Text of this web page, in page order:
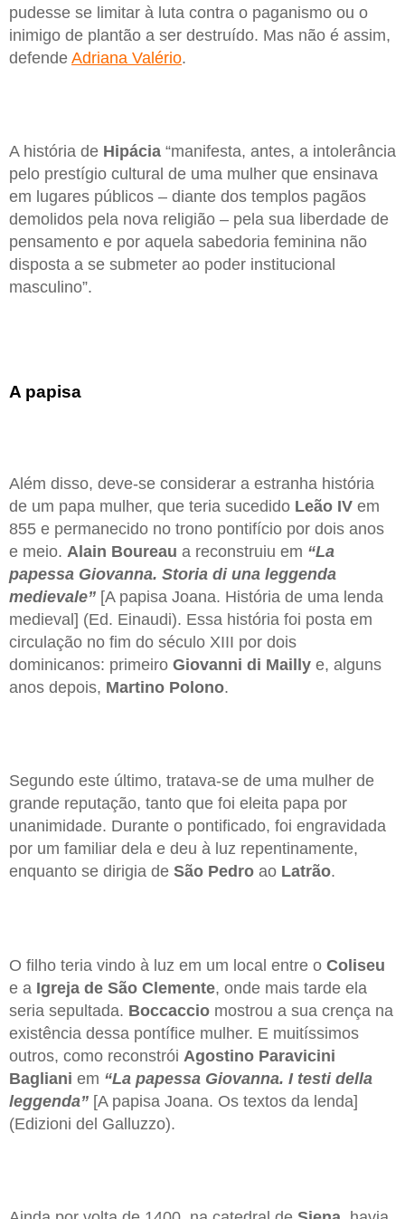
pudesse se limitar à luta contra o paganismo ou o
inimigo de plantão a ser destruído. Mas não é assim,
defende Adriana Valério.
A história de Hipácia “manifesta, antes, a intolerância
pelo prestígio cultural de uma mulher que ensinava
em lugares públicos – diante dos templos pagãos
demolidos pela nova religião – pela sua liberdade de
pensamento e por aquela sabedoria feminina não
disposta a se submeter ao poder institucional
masculino”.
A papisa
Além disso, deve-se considerar a estranha história
de um papa mulher, que teria sucedido Leão IV em
855 e permanecido no trono pontifício por dois anos
e meio. Alain Boureau a reconstruiu em “La
papessa Giovanna. Storia di una leggenda
medievale” [A papisa Joana. História de uma lenda
medieval] (Ed. Einaudi). Essa história foi posta em
circulação no fim do século XIII por dois
dominicanos: primeiro Giovanni di Mailly e, alguns
anos depois, Martino Polono.
Segundo este último, tratava-se de uma mulher de
grande reputação, tanto que foi eleita papa por
unanimidade. Durante o pontificado, foi engravidada
por um familiar dela e deu à luz repentinamente,
enquanto se dirigia de São Pedro ao Latrão.
O filho teria vindo à luz em um local entre o Coliseu
e a Igreja de São Clemente, onde mais tarde ela
seria sepultada. Boccaccio mostrou a sua crença na
existência dessa pontífice mulher. E muitíssimos
outros, como reconstrói Agostino Paravicini
Bagliani em “La papessa Giovanna. I testi della
leggenda” [A papisa Joana. Os textos da lenda]
(Edizioni del Galluzzo).